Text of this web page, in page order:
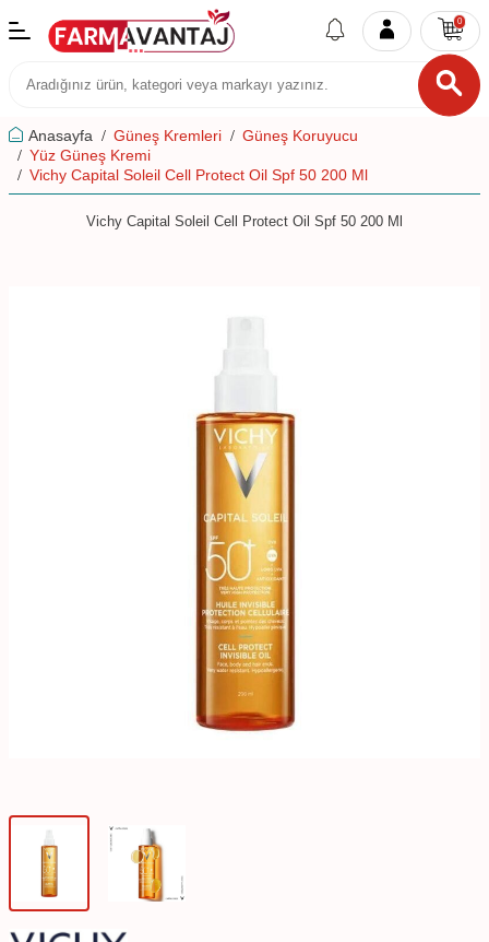
0
Anasayfa Güneş Kremleri
Güneş Koruyucu
Yüz Güneş Kremi
Vichy Capital Soleil Cell Protect Oil Spf 50 200 Ml
Vichy Capital Soleil Cell Protect Oil Spf 50 200 Ml